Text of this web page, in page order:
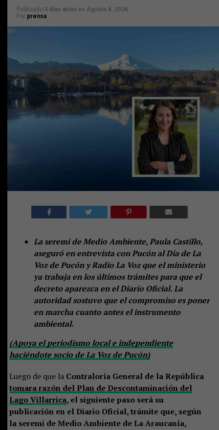
Publicado 3 días atrás en Agosto 4, 2026
Por prensa
La seremi de Medio Ambiente, Paula Castillo,
aseguró en entrevista con Pucón al Día de La
Voz de Pucón y Radio La Voz que el ministerio
ya trabaja en los últimos trámites para que el
decreto aparezca en el Diario Oficial. La
autoridad sostuvo que el compromiso es poner
en marcha cuanto antes el instrumento
ambiental.
(Apoya el periodismo local e independiente
haciéndote socio de La Voz de Pucón)
Luego de que la Contraloría General de la República
tomara razón del Plan de Descontaminación del
Lago Villarrica, el siguiente paso será su
publicación en el Diario Oficial, trámite que, según
la seremi de Medio Ambiente de La Araucanía,